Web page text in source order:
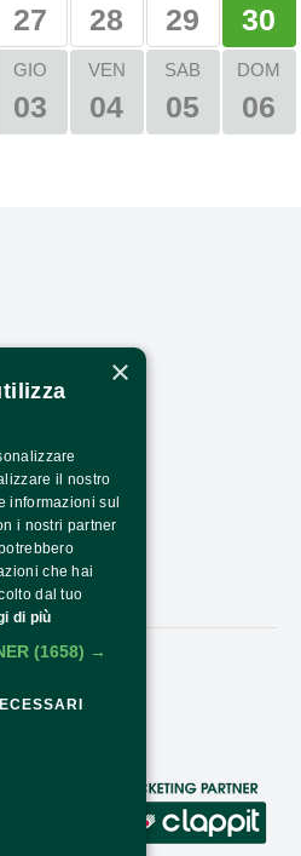
27 28 29 30
GIO
03
VEN
04
SAB
05
DOM
06
×
il nostro
informazioni sul
i nostri partner
che hai
dal tuo
di più
(1658) →